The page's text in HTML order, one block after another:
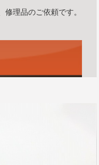
理品のご依頼です。